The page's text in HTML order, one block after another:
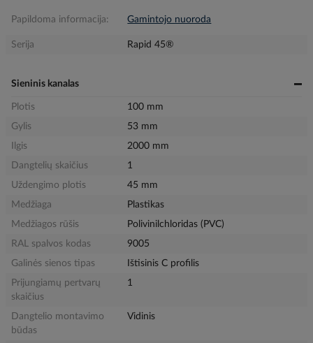
Papildoma informacija: Gamintojo nuoroda
Serija Rapid 45®
Sieninis kanalas
Plotis
100 mm
Gylis
53 mm
Ilgis
2000 mm
Dangtelių skaičius
1
Uždengimo plotis
45 mm
Medžiaga
Plastikas
Medžiagos rūšis
Polivinilchloridas (PVC)
RAL spalvos kodas
9005
Galinės sienos tipas
Ištisinis C profilis
Prijungiamų pertvarų
skaičius
1
Dangtelio montavimo
būdas
Vidinis